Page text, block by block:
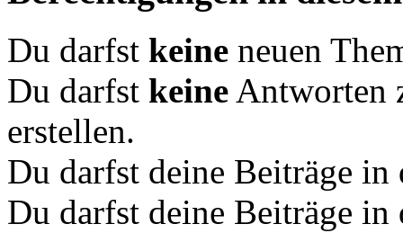
Du darfst keine neuen
Du darfst keine Antworten
erstellen.
Du darfst deine Beiträge
Du darfst deine Beiträge